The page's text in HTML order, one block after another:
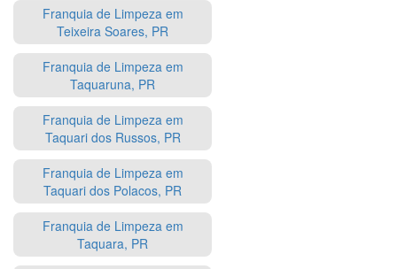
Franquia de Limpeza em
Teixeira Soares, PR
Franquia de Limpeza em
Taquaruna, PR
Franquia de Limpeza em
Taquari dos Russos, PR
Franquia de Limpeza em
Taquari dos Polacos, PR
Franquia de Limpeza em
Taquara, PR